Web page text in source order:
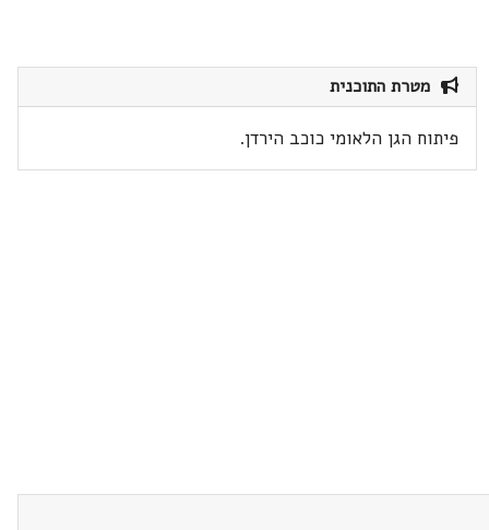
מטרת התוכנית
פיתוח הגן הלאומי כוכב הירדן.